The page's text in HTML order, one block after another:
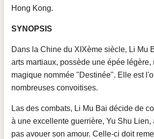
Hong Kong.
SYNOPSIS
Dans la Chine du XIXème siècle, Li Mu
arts martiaux, possède une épée légère,
magique nommée "Destinée". Elle est
nombreuses convoitises.
Las des combats, Li Mu Bai décide de
à une excellente guerrière, Yu Shu Lien,
pas avouer son amour. Celle-ci doit